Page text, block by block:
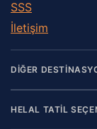
SSS
İletişim
DİĞER
HELAL TATİL